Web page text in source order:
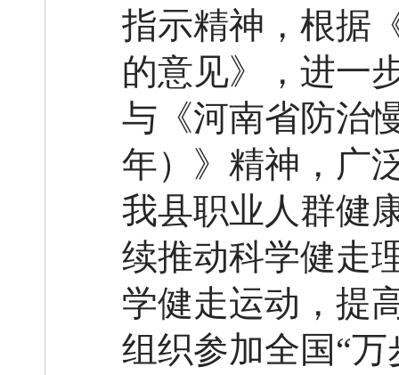
指示精神，根据
的意见》，进一
与《河南省防治
年）》精神，广
我县职业人群健
续推动科学健走
学健走运动，提
组织参加全国“